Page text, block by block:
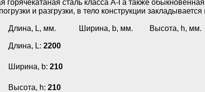
горячекатаная сталь класса А-I а также
и разгрузки, в тело конструкции
Длина, L, мм. Ширина, b, мм. Высота, h, мм.
Длина, L: 2200
Ширина, b: 210
Высота, h: 210